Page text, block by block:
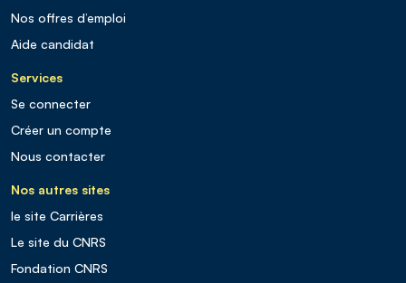
Nos offres d’emploi
Aide candidat
Services
Se connecter
Créer un compte
Nous contacter
Nos autres sites
le site Carrières
Le site du CNRS
Fondation CNRS